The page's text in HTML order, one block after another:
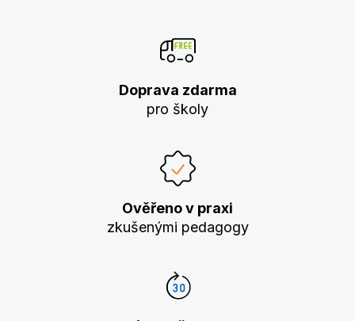
Doprava zdarma
pro školy
Ověřeno v praxi
zkušenými pedagogy